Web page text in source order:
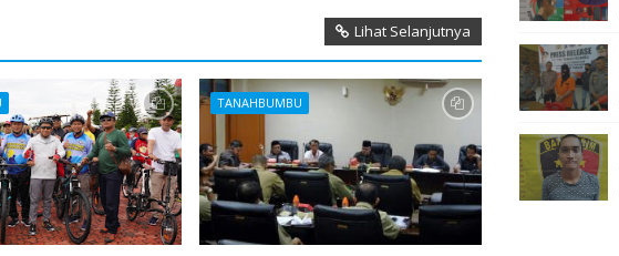
Lihat Selanjutnya
TANAHBUMBU